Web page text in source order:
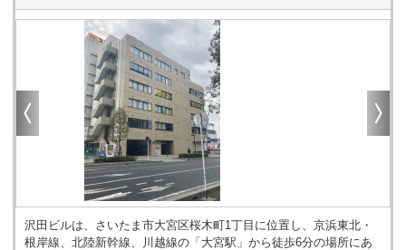
沢田ビルは、さいたま市大宮区桜木町1丁目に位置し、京浜東北・
根岸線、北陸新幹線、川越線の「大宮駅」から徒歩6分の場所にあ